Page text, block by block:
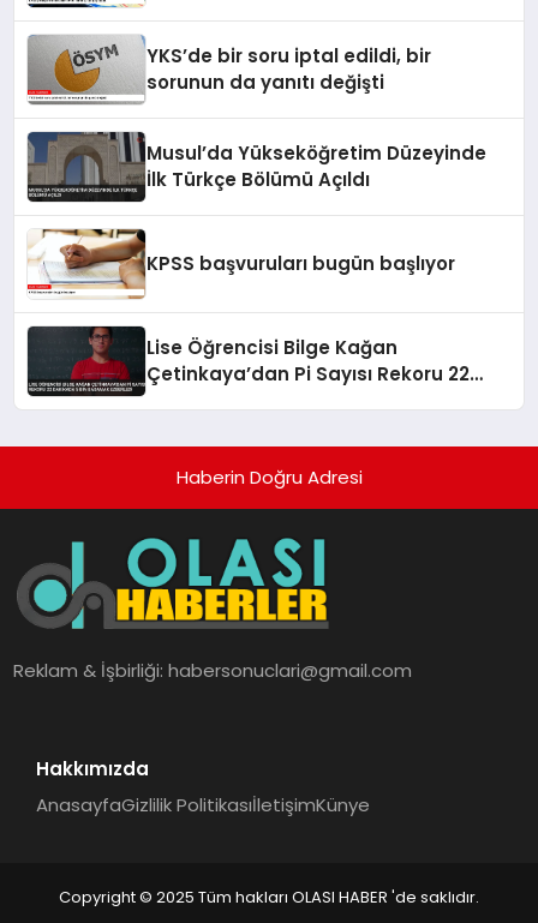
YKS’de bir soru iptal edildi, bir
sorunun da yanıtı değişti
Musul’da Yükseköğretim Düzeyinde
İlk Türkçe Bölümü Açıldı
KPSS başvuruları bugün başlıyor
Lise Öğrencisi Bilge Kağan
Çetinkaya’dan Pi Sayısı Rekoru 22
Haberin Doğru Adresi
Reklam & İşbirliği:habersonuclari@gmail.com
Hakkımızda
AnasayfaGizlilik PolitikasıİletişimKünye
Copyright © 2025 Tüm hakları OLASI HABER 'de saklıdır.